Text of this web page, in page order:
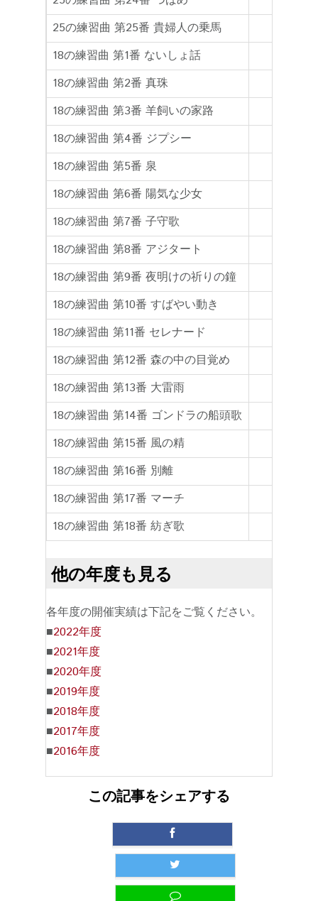
25の練習曲 第25番 貴婦人の乗馬
18の練習曲 第1番 ないしょ話
18の練習曲 第2番 真珠
18の練習曲 第3番 羊飼いの家路
18の練習曲 第4番 ジプシー
18の練習曲 第5番 泉
18の練習曲 第6番 陽気な少女
18の練習曲 第7番 子守歌
18の練習曲 第8番 アジタート
18の練習曲 第9番 夜明けの祈りの鐘
18の練習曲 第10番 すばやい動き
18の練習曲 第11番 セレナード
18の練習曲 第12番 森の中の目覚め
18の練習曲 第13番 大雷雨
18の練習曲 第14番 ゴンドラの船頭歌
18の練習曲 第15番 風の精
18の練習曲 第16番 別離
18の練習曲 第17番 マーチ
18の練習曲 第18番 紡ぎ歌
他の年度も見る
各年度の開催実績は下記をご覧ください。
■2022年度
■2021年度
■2020年度
■2019年度
■2018年度
■2017年度
■2016年度
この記事をシェアする